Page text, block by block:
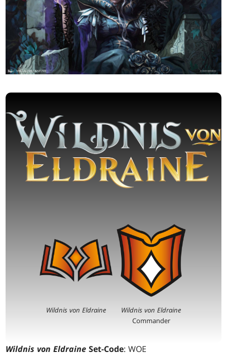
Wildnis von Eldraine
Wildnis von Eldraine
Commander
Wildnis von Eldraine Set-Code: WOE